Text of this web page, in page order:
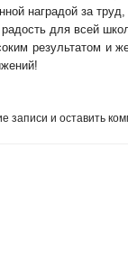
наградой за
для всей
результатом и
записи и оставить